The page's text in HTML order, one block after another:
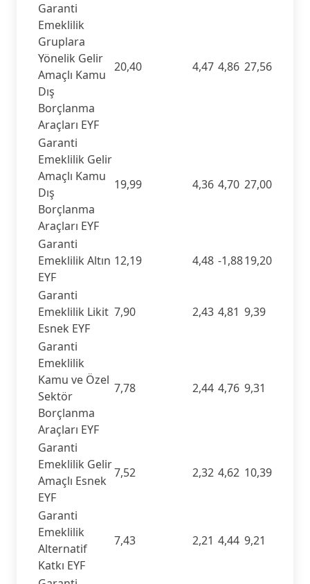
Garanti
Emeklilik
Gruplara
Yönelik Gelir
Amaçlı Kamu
Dış
Borçlanma
Araçları EYF
20,40 4,47 4,86 27,56
Garanti
Emeklilik Gelir
Amaçlı Kamu
Dış
Borçlanma
Araçları EYF
19,99 4,36 4,70 27,00
Garanti
Emeklilik Altın
EYF
12,19 4,48 -1,8819,20
Garanti
Emeklilik Likit
Esnek EYF
7,90 2,43 4,81 9,39
Garanti
Emeklilik
Kamu ve Özel
Sektör
Borçlanma
Araçları EYF
7,78 2,44 4,76 9,31
Garanti
Emeklilik Gelir
Amaçlı Esnek
EYF
7,52 2,32 4,62 10,39
Garanti
Emeklilik
Alternatif
Katkı EYF
7,43 2,21 4,44 9,21